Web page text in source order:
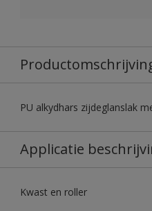
PU alkydhars zijdeglanslak
Applicatie
Kwast en roller